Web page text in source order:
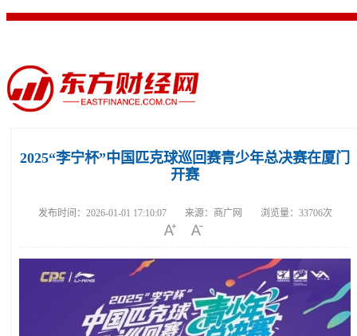
2025“李宁杯”中国匹克球巡回赛青少年总决赛在厦门
开赛
发布时间： 2026-01-01 17:10:07 来源： 商广网 浏览量： 33706次